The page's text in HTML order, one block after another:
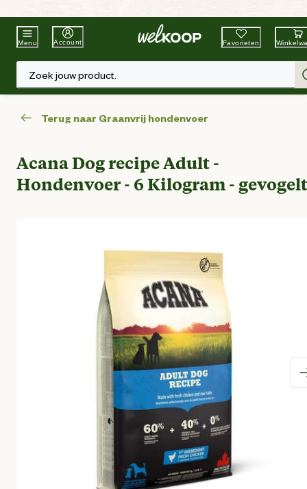
Beste WinkelketenTuin & Dier
Menu Account Favorieten
Zoek jouw product.
Terug naar Graanvrij hondenvoer
Acana Dog recipe Adult -
Hondenvoer - 6 Kilogram -